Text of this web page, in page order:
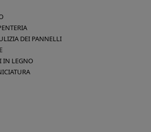
d'ingombro quadro elettrico mm
1100 h
DEI PANNELLI
IN LEGNO